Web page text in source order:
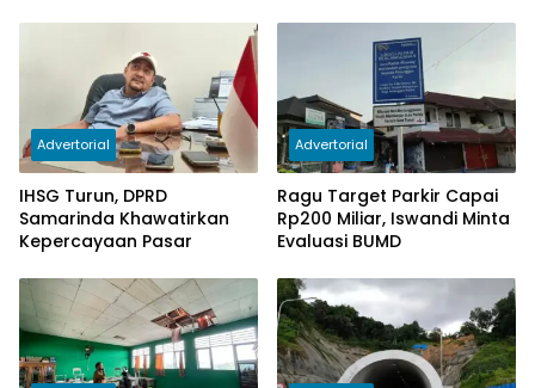
Persatuan
Advertorial
IHSG Turun, DPRD
Samarinda Khawatirkan
Kepercayaan Pasar
Advertorial
Ragu Target Parkir Capai
Rp200 Miliar, Iswandi Minta
Evaluasi BUMD